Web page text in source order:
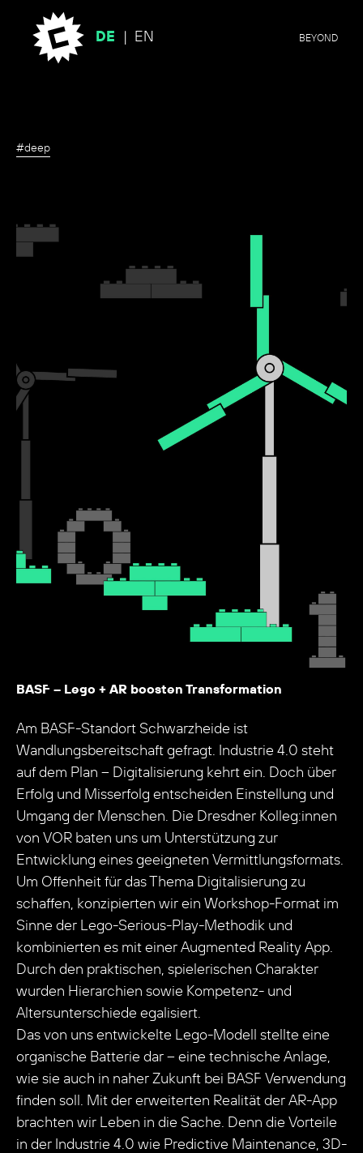
DE EN BEYOND
#deep
BASF – Lego + AR boosten Transformation
Am BASF-Standort Schwarzheide ist
Wandlungsbereitschaft gefragt. Industrie 4.0 steht
auf dem Plan – Digitalisierung kehrt ein. Doch über
Erfolg und Misserfolg entscheiden Einstellung und
Umgang der Menschen. Die Dresdner Kolleg:innen
von VOR baten uns um Unterstützung zur
Entwicklung eines geeigneten Vermittlungsformats.
Um Offenheit für das Thema Digitalisierung zu
schaffen, konzipierten wir ein Workshop-Format im
Sinne der Lego-Serious-Play-Methodik und
kombinierten es mit einer Augmented Reality App.
Durch den praktischen, spielerischen Charakter
wurden Hierarchien sowie Kompetenz- und
Altersunterschiede egalisiert.
Das von uns entwickelte Lego-Modell stellte eine
organische Batterie dar – eine technische Anlage,
wie sie auch in naher Zukunft bei BASF Verwendung
finden soll. Mit der erweiterten Realität der AR-App
brachten wir Leben in die Sache. Denn die Vorteile
in der Industrie 4.0 wie Predictive Maintenance, 3D-